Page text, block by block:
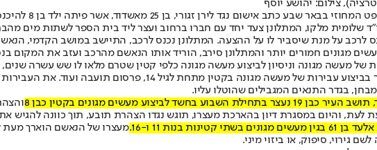
צילום: יהושע יוסף
בן 25 מאשדוד, אשר פיתה ילד בן 8 להיכנס לרכבו באמתלת שווא של הצעת עבודה וביצע בו מעשים מגונים.
שלומית מלקו, המתלונן צעד יחד עם חברו ברחוב ועצר ליד בית הספר לשתות מים
לרכב על מנת שיסביר לו על ההצעה. המתלונן נכנס לרכב, התיישב במושב הקדמי,
מגונים חמורים יותר והמתלונן סירב, הוריד אותו הנאשם מהרכב ועזב את המקום
של מעשה מגונה וניסיון לביצוע מעשה מגונה כלפי קטין שטרם מלאו לו שש עשרה
נגדו. מדובר על עבריין מין שהורשע בעבר בביצוע עבירות
בגדר התנאים המגבילים שהוטלו עליו.
מעשים מגונים בקטין כבן 8
לעת, והיום במסגרת דיון בהארכת מעצרו, תוגש נגדו הצהרת תובע, תוך כוונה
בנות 11 ו-16.
מעצרו של הנאשם הוארך מעת